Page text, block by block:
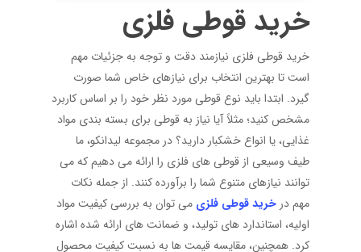
خرید قوطی فلزی
خرید قوطی فلزی نیازمند دقت و توجه به جزئیات مهم
است تا بهترین انتخاب برای نیازهای خاص شما صورت
گیرد. ابتدا باید نوع قوطی مورد نظر خود را بر اساس کاربرد
مشخص کنید؛ مثلاً آیا نیاز به قوطی برای بسته ‌بندی مواد
غذایی، یا انواع خشکبار دارید؟ در مجموعه لیدانکو، ما
طیف وسیعی از قوطی ‌های فلزی را ارائه می ‌دهیم که می
‌توانند نیازهای متنوع شما را برآورده کنند. از جمله نکات
مهم در خرید قوطی فلزی می ‌توان به بررسی کیفیت مواد
اولیه، استاندارد های تولید، و ضمانت‌ های ارائه شده اشاره
کرد. همچنین، مقایسه قیمت‌ ها به نسبت کیفیت محصول